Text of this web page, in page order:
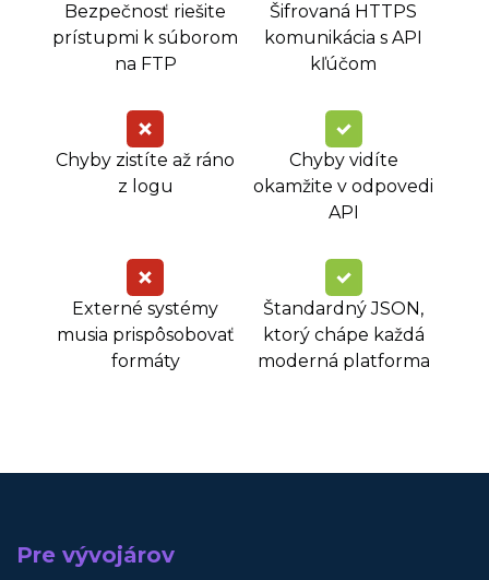
Bezpečnosť riešite
prístupmi k súborom
na FTP
Šifrovaná HTTPS
komunikácia s API
kľúčom
Chyby zistíte až ráno
z logu
Chyby vidíte
okamžite v odpovedi
API
Externé systémy
musia prispôsobovať
formáty
Štandardný JSON,
ktorý chápe každá
moderná platforma
Pre vývojárov